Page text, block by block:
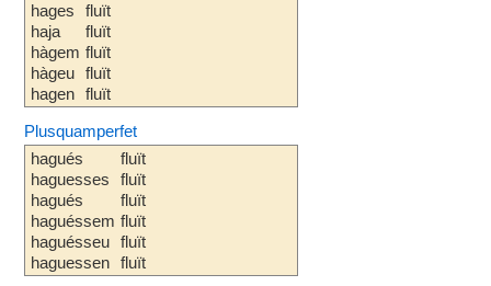
hages
haja
hàgem
hàgeu
hagen
fluït
fluït
fluït
fluït
fluït
Plusquamperfet
hagués
haguesses
hagués
haguéssem
haguésseu
haguessen
fluït
fluït
fluït
fluït
fluït
fluït